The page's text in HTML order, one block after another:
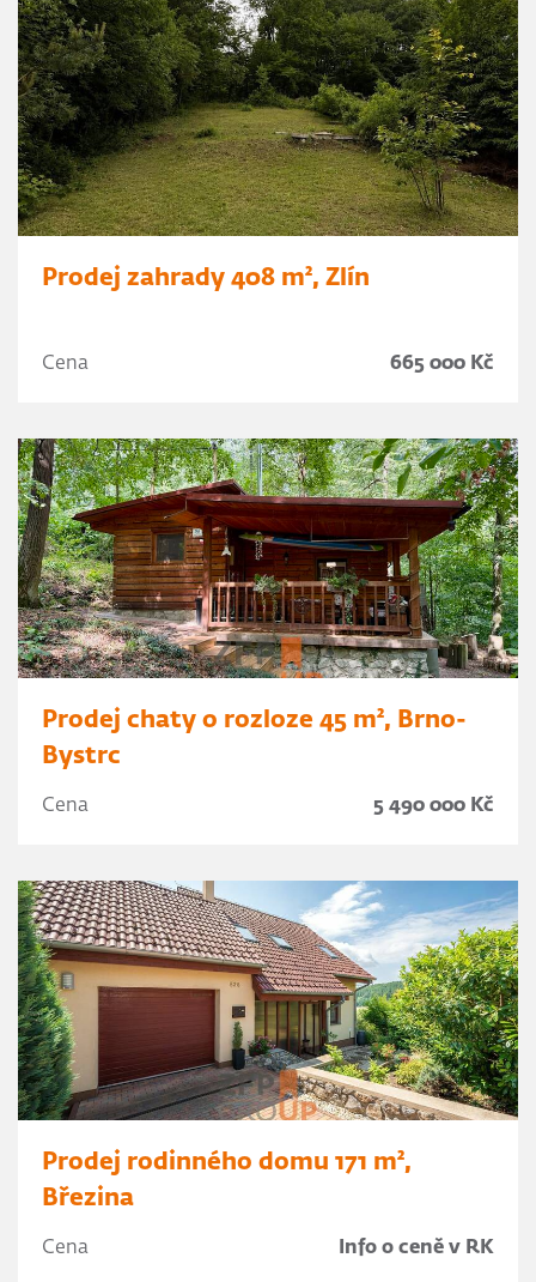
Prodej zahrady 408 m², Zlín
Cena 665 000 Kč
Prodej chaty o rozloze 45 m², Brno-
Bystrc
Cena 5 490 000 Kč
Prodej rodinného domu 171 m²,
Březina
Cena Info o ceně v RK